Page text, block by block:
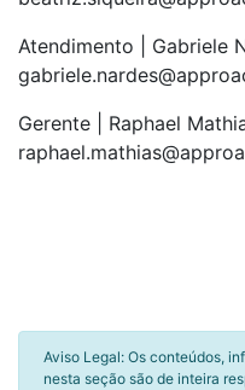
Atendimento | Gabriele
Gerente | Raphael
Aviso Legal: Os conteúdos,
nesta seção são de inteira